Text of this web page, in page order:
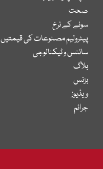
صحت
سونے کے نرخ
پیٹرولیم مصنوعات کی قیمتیں
سائنس و ٹیکنالوجی
بلاگ
بزنس
ویڈیوز
جرائم